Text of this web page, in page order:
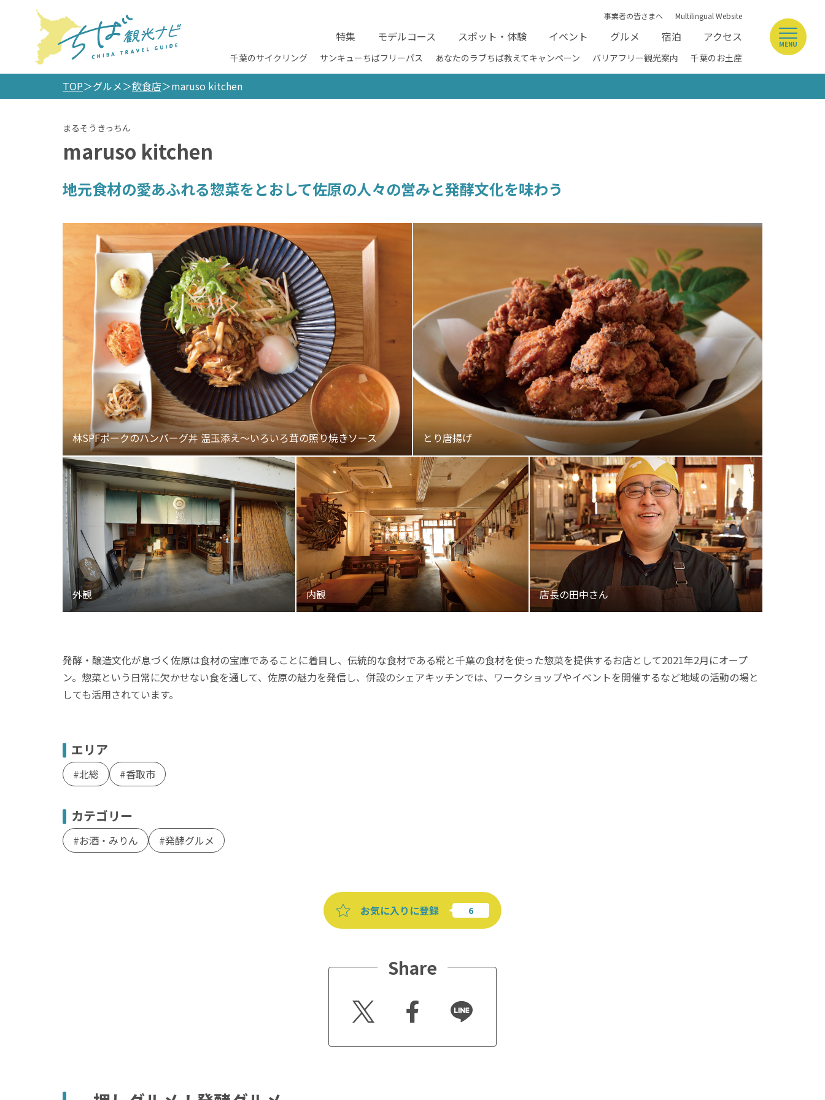
事業者の皆さまへ Multilingual Website
特集 モデルコース スポット・体験 イベント グルメ 宿泊 アクセス
千葉のサイクリング サンキューちばフリーパス あなたのラブちば教えてキャンペーン バリアフリー観光案内 千葉のお土産
MENU
TOP グルメ 飲食店 maruso kitchen
maruso kitchen
地元食材の愛あふれる惣菜をとおして佐原の人々の営みと発酵文化を味わう
発酵・醸造文化が息づく佐原は食材の宝庫であることに着目し、伝統的な食材である糀と千葉の食材を使った惣菜を提供するお店として2021年2月にオープ
ン。惣菜という日常に欠かせない食を通して、佐原の魅力を発信し、併設のシェアキッチンでは、ワークショップやイベントを開催するなど地域の活動の場と
しても活用されています。
エリア
北総 香取市
カテゴリー
お酒・みりん 発酵グルメ
お気に入りに登録
Share
Twitt
er
Faceb
ook
Line